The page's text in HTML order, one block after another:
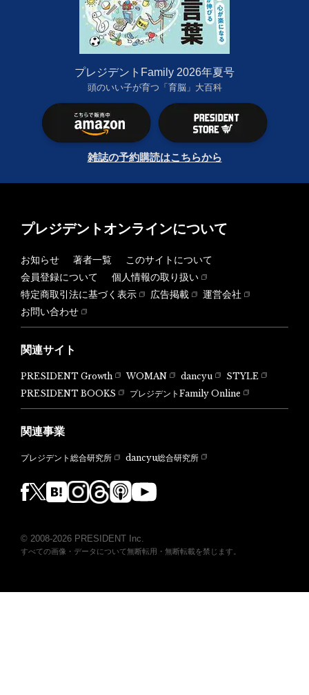
プレジデントFamily 2026年夏号
頭のいい子が育つ「育脳」大百科
雑誌の予約購読はこちらから
プレジデントオンラインについて
お知らせ 著者一覧
このサイトについて
会員登録について
個人情報の取り扱い
特定商取引法に基づく表示
広告掲載
運営会社
お問い合わせ
関連サイト
PRESIDENT Growth WOMAN dancyu
STYLE
PRESIDENT BOOKS
プレジデントFamily Online
関連事業
プレジデント総合研究所 dancyu総合研究所
© 2008-2026 PRESIDENT Inc.
すべての画像・データについて無断転用・無断転載を禁じます。